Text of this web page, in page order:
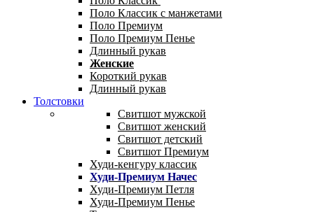
Поло Классик с манжетами
Поло Премиум
Поло Премиум Пенье
Длинный рукав
Женские
Короткий рукав
Длинный рукав
Толстовки
Свитшот мужской
Свитшот женский
Свитшот детский
Свитшот Премиум
Худи-кенгуру классик
Худи-Премиум Начес
Худи-Премиум Петля
Худи-Премиум Пенье